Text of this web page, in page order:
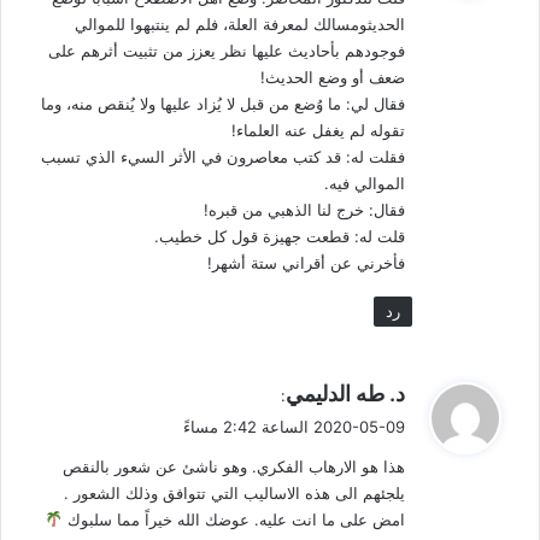
والحجاج فهل التصرف جاء من قِبله؟ أم وصل إليه ممن كان قَبله؟
وقد دلت الأحداث على أن ابن جبير ممن يرى رأي الخوارج ويدعو
للخروج على الحاكم، رغم إحسانه إليه، ومخالفة الخروج للشرع
ولأصول السياسة الشرعية والعلمانية.
لا يهم كل ذلك في النتيجة المطلوبة؛ فلقد حصل المقصود وتم المراد.
وتلوثت الثقافة. ورُفع اسم ابن الزبير وحل الحجاج محله.
لقد كان لدى معظم أسلافنا استعداد للجمع بين الشيعي والصدق،
عنها. فالأمر مع المولى أشد وأنكى.
ولست أعمم ولكن أدعو إلى إعادة النظر في أحاديث الموالي
المشكلة، لوضع قاعدة مناسبة تعالج هذه الثغرة. مثل رد أحاديثهم
التي تلوح من خلالها آثار تشيع، أو إساءة إلى الأمويين، أو تمجيد
الحديثومسالك لمعرفة العلة، فلم لم ينتبهوا للموالي
فوجودهم بأحاديث عليها نظر يعزز من تثبيت أثرهم على
ضعف أو وضع الحديث!
فقال لي: ما وُضع من قبل لا يُزاد عليها ولا يُنقص منه، وما
تقوله لم يغفل عنه العلماء!
فقلت له: قد كتب معاصرون في الأثر السيء الذي تسبب
الموالي فيه.
فقال: خرج لنا الذهبي من قبره!
قلت له: قطعت جهيزة قول كل خطيب.
فأخرني عن أقراني ستة أشهر!
رد
ي
ل
د. طه الدليمي:
2020-05-09 الساعة 2:42 مساءً
هذا هو الارهاب الفكري. وهو ناشئ عن شعور بالنقص
يلجئهم الى هذه الاساليب التي تتوافق وذلك الشعور .
امض على ما انت عليه. عوضك الله خيراً مما سلبوك